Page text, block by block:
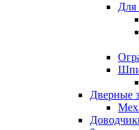
Для
Дверные